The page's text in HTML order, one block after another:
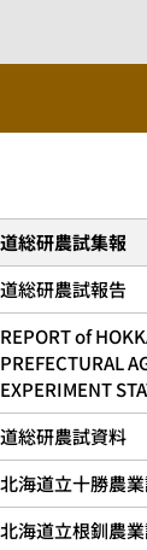
道総研農試集報
道総研農試報告
REPORT of
PREFECTURAL
EXPERIMENT
道総研農試資料
北海道立十勝農
北海道立根釧農